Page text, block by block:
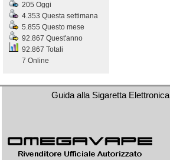
205 Oggi
4.353 Questa settimana
5.855 Questo mese
92.867 Quest'anno
92.867 Totali
7 Online
Guida alla Sigaretta Elettronica